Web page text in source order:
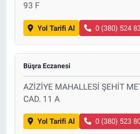
93 F
Yol Tarifi Al 0 (380) 524
Büşra Eczanesi
AZİZİYE MAHALLESİ ŞEHİT
CAD. 11 A
Yol Tarifi Al 0 (380) 523